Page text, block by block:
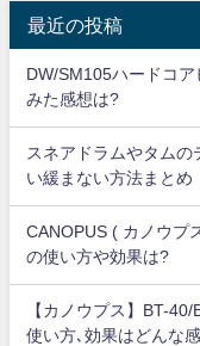
最近の投稿
DW/SM105ハードコ
みた感想は?
スネアドラムやタム
い緩まない方法まとめ
CANOPUS ( カノウプ
の使い方や効果は?
【カノウプス】BT-
使い方､効果はどんな